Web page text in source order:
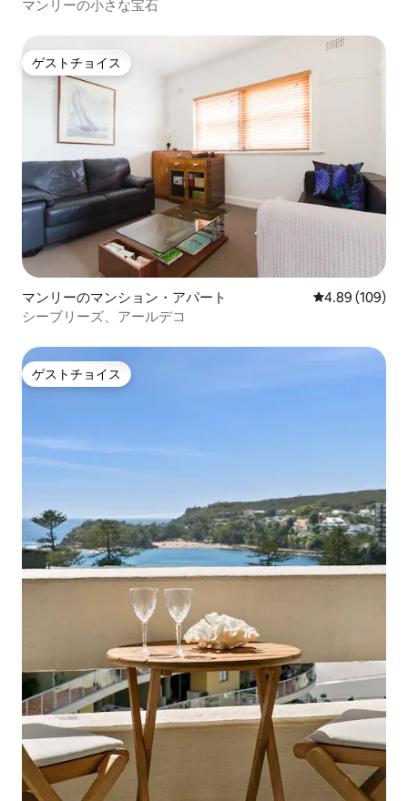
マンリーの小さな宝石
ゲストチョイス
ゲストチョイス
マンリーのマンション・アパート レビュー109
4.89 (109)
シーブリーズ、アールデコ
ゲストチョイス
ゲストチョイス